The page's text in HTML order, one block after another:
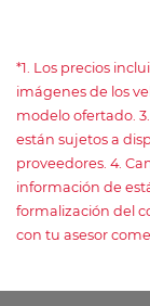
*1. Los precios
imágenes de los
modelo ofertado.
están sujetos a
proveedores. 4.
información de
formalización del
con tu asesor